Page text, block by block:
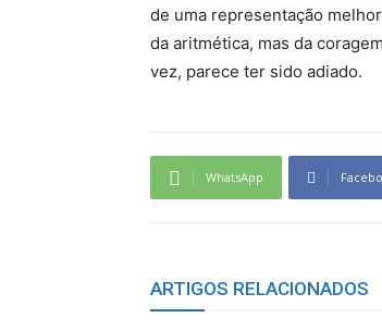
de uma representação
da aritmética, mas da
vez, parece ter sido adiado.
WhatsApp
ARTIGOS RELACIONADOS